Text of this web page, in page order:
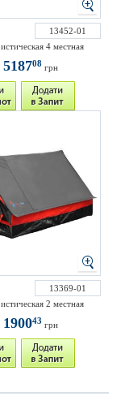
13452-01
4 местная
518708 грн
13369-01
2 местная
190043 грн